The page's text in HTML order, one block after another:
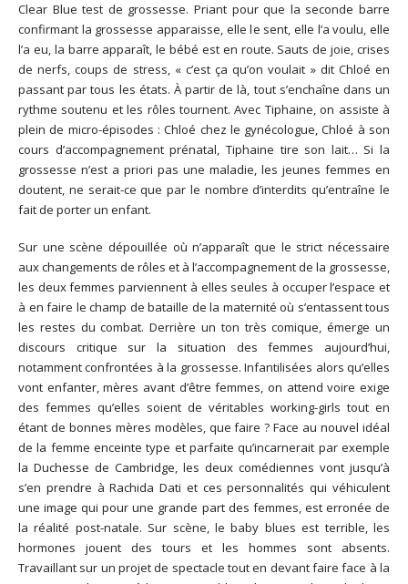
Clear Blue test de grossesse. Priant pour que la seconde barre
confirmant la grossesse apparaisse, elle le sent, elle l’a voulu, elle
l’a eu, la barre apparaît, le bébé est en route. Sauts de joie, crises
de nerfs, coups de stress, « c’est ça qu’on voulait » dit Chloé en
passant par tous les états. À partir de là, tout s’enchaîne dans un
rythme soutenu et les rôles tournent. Avec Tiphaine, on assiste à
plein de micro-épisodes : Chloé chez le gynécologue, Chloé à son
cours d’accompagnement prénatal, Tiphaine tire son lait… Si la
grossesse n’est a priori pas une maladie, les jeunes femmes en
doutent, ne serait-ce que par le nombre d’interdits qu’entraîne le
fait de porter un enfant.
Sur une scène dépouillée où n’apparaît que le strict nécessaire
aux changements de rôles et à l’accompagnement de la grossesse,
les deux femmes parviennent à elles seules à occuper l’espace et
à en faire le champ de bataille de la maternité où s’entassent tous
les restes du combat. Derrière un ton très comique, émerge un
discours critique sur la situation des femmes aujourd’hui,
notamment confrontées à la grossesse. Infantilisées alors qu’elles
vont enfanter, mères avant d’être femmes, on attend voire exige
des femmes qu’elles soient de véritables working-girls tout en
étant de bonnes mères modèles, que faire ? Face au nouvel idéal
de la femme enceinte type et parfaite qu’incarnerait par exemple
la Duchesse de Cambridge, les deux comédiennes vont jusqu’à
s’en prendre à Rachida Dati et ces personnalités qui véhiculent
une image qui pour une grande part des femmes, est erronée de
la réalité post-natale. Sur scène, le baby blues est terrible, les
hormones jouent des tours et les hommes sont absents.
Travaillant sur un projet de spectacle tout en devant faire face à la